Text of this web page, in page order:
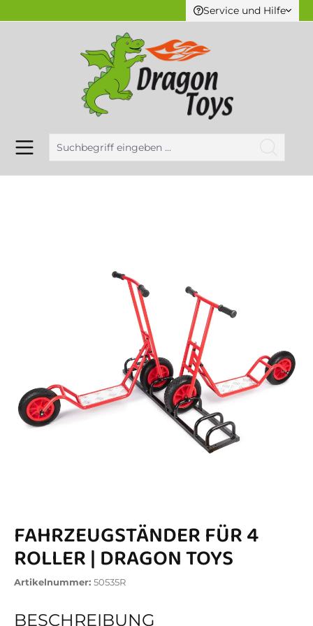
Service und Hilfe
FAHRZEUGSTÄNDER FÜR 4
ROLLER | DRAGON TOYS
Artikelnummer: 50535R
BESCHREIBUNG